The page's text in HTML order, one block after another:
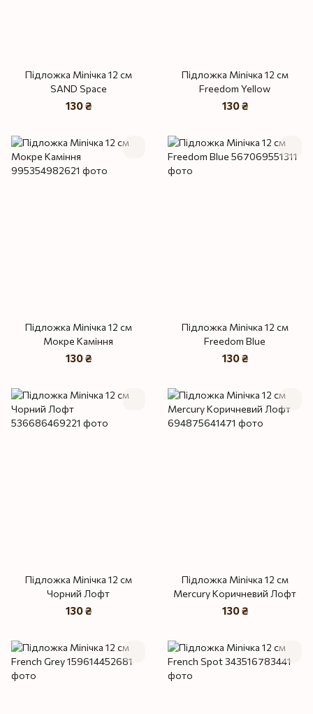
Підложка Minічка 12 см
SAND Space
130 ₴
Підложка Miniчка 12 см
Freedom Yellow
130 ₴
Підложка Miniчка 12 см
Мокре Каміння
130 ₴
Підложка Miniчка 12 см
Freedom Blue
130 ₴
Підложка Miniчка 12 см
Чорний Лофт
130 ₴
Підложка Miniчка 12 см
Mercury Коричневий Лофт
130 ₴